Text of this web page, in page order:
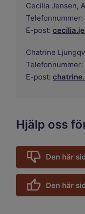
Cecilia Jensen,
Telefonnummer:
E-post:
Chatrine
Telefonnummer:
E-post:
Hjälp oss
Den här
Den här